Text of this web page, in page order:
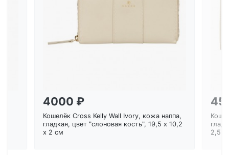
4000 ₽
Кошелёк Cross Kelly Wall Ivory, кожа наппа,
гладкая, цвет "слоновая кость", 19,5 x 10,2
x 2 см
2,5